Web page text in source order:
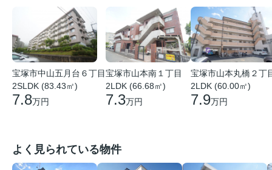
宝塚市中山五月台６丁目
2SLDK (83.43㎡)
7.8万円
宝塚市山本南１丁目
2LDK (66.68㎡)
7.3万円
宝塚市山本丸橋２丁
2LDK (60.00㎡)
7.9万円
よく見られている物件